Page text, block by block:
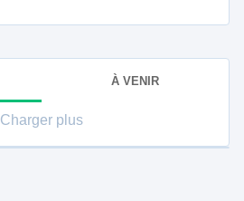
À VENIR
Charger plus